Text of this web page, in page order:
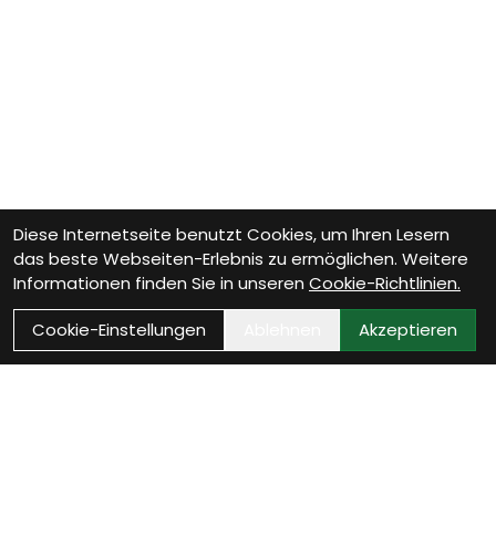
Diese Internetseite benutzt Cookies, um Ihren Lesern
das beste Webseiten-Erlebnis zu ermöglichen. Weitere
Informationen finden Sie in unseren Cookie-Richtlinien.
Cookie-Einstellungen
Akzeptieren